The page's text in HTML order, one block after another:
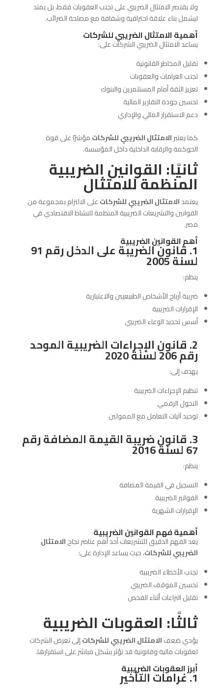
ولا يقتصر الامتثال الضريبي على تجنب العقوبات فقط، بل يمتد
ليشمل بناء علاقة احترافية وشفافة مع مصلحة الضرائب.
أهمية الامتثال الضريبي للشركات
يساعد الامتثال الضريبي الشركات على:
تقليل المخاطر القانونية
تجنب الغرامات والعقوبات
تعزيز الثقة أمام المستثمرين والبنوك
تحسين جودة التقارير المالية
دعم الاستقرار المالي والإداري
كما يعتبرالامتثال الضريبي للشركاتمؤشرًا على قوة
الحوكمة والرقابة الداخلية داخل المؤسسة.
ثانيًا: القوانين الضريبية
المنظمة للامتثال
يعتمدالامتثال الضريبي للشركاتعلى الالتزام بمجموعة من
القوانين والتشريعات الضريبية المنظمة للنشاط الاقتصادي في
مصر.
أهم القوانين الضريبية 1. قانون الضريبة على الدخل رقم 91
لسنة 2005
ينظم:
ضريبة أرباح الأشخاص الطبيعيين والاعتبارية
الإقرارات الضريبية
أسس تحديد الوعاء الضريبي
2. قانون الإجراءات الضريبية الموحد
رقم 206 لسنة 2020
يهدف إلى:
تنظيم الإجراءات الضريبية
التحول الرقمي
توحيد آليات التعامل مع الممولين
3. قانون ضريبة القيمة المضافة رقم
67 لسنة 2016
ينظم:
التسجيل في القيمة المضافة
الفواتير الضريبية
الإقرارات الشهرية
أهمية فهم القوانين الضريبية
يعد الفهم الدقيق للتشريعات أحد أهم عناصر نجاحالامتثال
الضريبي للشركات، حيث يساعد الإدارة على:
تجنب الأخطاء الضريبية
تحسين الموقف الضريبي
تقليل النزاعات أثناء الفحص
ثالثًا: العقوبات الضريبية
يؤدي ضعفالامتثال الضريبي للشركاتإلى تعرض الشركات
لعقوبات مالية وقانونية قد تؤثر بشكل مباشر على استقرارها.
أبرز العقوبات الضريبية
1. غرامات التأخير